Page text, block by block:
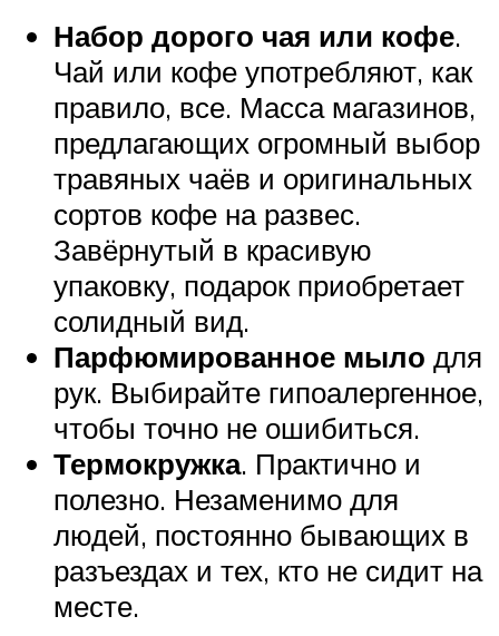
Набор дорого чая или кофе.
Чай или кофе употребляют, как
правило, все. Масса магазинов,
предлагающих огромный выбор
травяных чаёв и оригинальных
сортов кофе на развес.
Завёрнутый в красивую
упаковку, подарок приобретает
солидный вид.
Парфюмированное мыло для
рук. Выбирайте гипоалергенное,
чтобы точно не ошибиться.
Термокружка. Практично и
полезно. Незаменимо для
людей, постоянно бывающих в
разъездах и тех, кто не сидит на
месте.